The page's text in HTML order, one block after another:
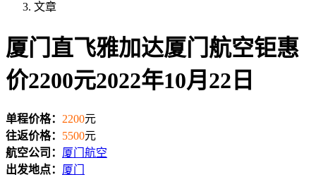
文章
厦门直飞雅加达厦门航空钜惠
价2200元2022年10月22日
单程价格： 2200元
往返价格： 5500元
航空公司： 厦门航空
出发地点： 厦门